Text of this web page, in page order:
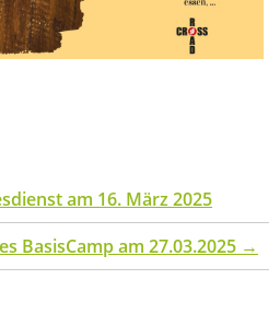
am 16. März 2025
BasisCamp am 27.03.2025 →